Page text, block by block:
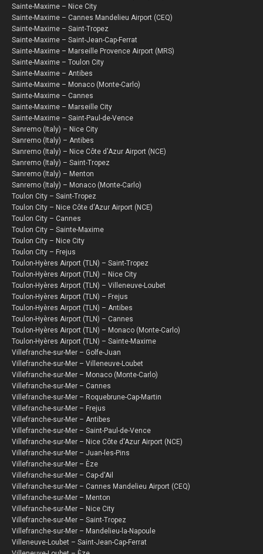
Sainte-Maxime – Nice City
Sainte-Maxime – Cannes Mandelieu Airport (CEQ)
Sainte-Maxime – Saint-Tropez
Sainte-Maxime – Saint-Jean-Cap-Ferrat
Sainte-Maxime – Marseille Provence Airport (MRS)
Sainte-Maxime – Toulon City
Sainte-Maxime – Antibes
Sainte-Maxime – Monaco (Monte-Carlo)
Sainte-Maxime – Cannes
Sainte-Maxime – Marseille City
Sainte-Maxime – Saint-Paul-de-Vence
Sanremo (Italy) – Nice City
Sanremo (Italy) – Antibes
Sanremo (Italy) – Nice Côte d'Azur Airport (NCE)
Sanremo (Italy) – Saint-Tropez
Sanremo (Italy) – Menton
Sanremo (Italy) – Monaco (Monte-Carlo)
Toulon City – Saint-Tropez
Toulon City – Nice Côte d'Azur Airport (NCE)
Toulon City – Cannes
Toulon City – Sainte-Maxime
Toulon City – Nice City
Toulon City – Frejus
Toulon-Hyères Airport (TLN) – Saint-Tropez
Toulon-Hyères Airport (TLN) – Nice City
Toulon-Hyères Airport (TLN) – Villeneuve-Loubet
Toulon-Hyères Airport (TLN) – Frejus
Toulon-Hyères Airport (TLN) – Antibes
Toulon-Hyères Airport (TLN) – Cannes
Toulon-Hyères Airport (TLN) – Monaco (Monte-Carlo)
Toulon-Hyères Airport (TLN) – Sainte-Maxime
Villefranche-sur-Mer – Golfe-Juan
Villefranche-sur-Mer – Villeneuve-Loubet
Villefranche-sur-Mer – Monaco (Monte-Carlo)
Villefranche-sur-Mer – Cannes
Villefranche-sur-Mer – Roquebrune-Cap-Martin
Villefranche-sur-Mer – Frejus
Villefranche-sur-Mer – Antibes
Villefranche-sur-Mer – Saint-Paul-de-Vence
Villefranche-sur-Mer – Nice Côte d'Azur Airport (NCE)
Villefranche-sur-Mer – Juan-les-Pins
Villefranche-sur-Mer – Èze
Villefranche-sur-Mer – Cap-d'Ail
Villefranche-sur-Mer – Cannes Mandelieu Airport (CEQ)
Villefranche-sur-Mer – Menton
Villefranche-sur-Mer – Nice City
Villefranche-sur-Mer – Saint-Tropez
Villefranche-sur-Mer – Mandelieu-la-Napoule
Villeneuve-Loubet – Saint-Jean-Cap-Ferrat